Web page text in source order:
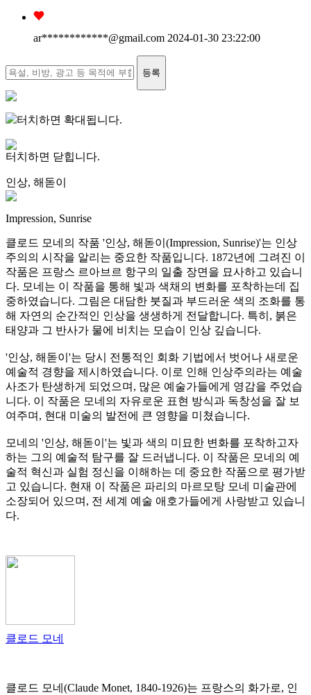
ar************@gmail.com 2024-01-30 23:22:00
등록
터치하면 확대됩니다.
터치하면 닫힙니다.
인상, 해돋이
Impression, Sunrise
클로드 모네의 작품 '인상, 해돋이(Impression, Sunrise)'는 인상
주의의 시작을 알리는 중요한 작품입니다. 1872년에 그려진 이
작품은 프랑스 르아브르 항구의 일출 장면을 묘사하고 있습니
다. 모네는 이 작품을 통해 빛과 색채의 변화를 포착하는데 집
중하였습니다. 그림은 대담한 붓질과 부드러운 색의 조화를 통
해 자연의 순간적인 인상을 생생하게 전달합니다. 특히, 붉은
태양과 그 반사가 물에 비치는 모습이 인상 깊습니다.
'인상, 해돋이'는 당시 전통적인 회화 기법에서 벗어나 새로운
예술적 경향을 제시하였습니다. 이로 인해 인상주의라는 예술
사조가 탄생하게 되었으며, 많은 예술가들에게 영감을 주었습
니다. 이 작품은 모네의 자유로운 표현 방식과 독창성을 잘 보
여주며, 현대 미술의 발전에 큰 영향을 미쳤습니다.
모네의 '인상, 해돋이'는 빛과 색의 미묘한 변화를 포착하고자
하는 그의 예술적 탐구를 잘 드러냅니다. 이 작품은 모네의 예
술적 혁신과 실험 정신을 이해하는 데 중요한 작품으로 평가받
고 있습니다. 현재 이 작품은 파리의 마르모탕 모네 미술관에
소장되어 있으며, 전 세계 예술 애호가들에게 사랑받고 있습니
다.
클로드 모네
클로드 모네(Claude Monet, 1840-1926)는 프랑스의 화가로, 인